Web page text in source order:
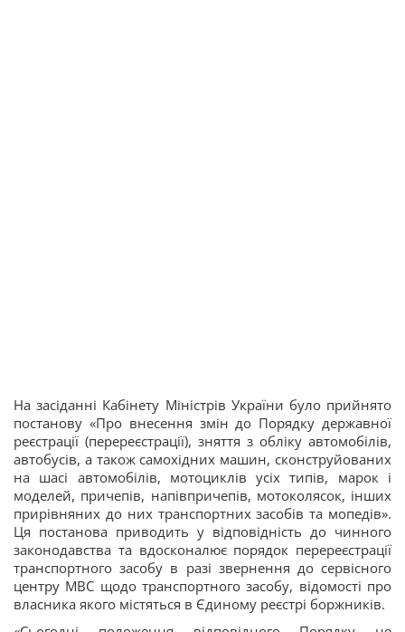
На засіданні Кабінету Міністрів України було прийнято
постанову «Про внесення змін до Порядку державної
реєстрації (перереєстрації), зняття з обліку автомобілів,
автобусів, а також самохідних машин, сконструйованих
на шасі автомобілів, мотоциклів усіх типів, марок і
моделей, причепів, напівпричепів, мотоколясок, інших
прирівняних до них транспортних засобів та мопедів».
Ця постанова приводить у відповідність до чинного
законодавства та вдосконалює порядок перереєстрації
транспортного засобу в разі звернення до сервісного
центру МВС щодо транспортного засобу, відомості про
власника якого містяться в Єдиному реєстрі боржників.